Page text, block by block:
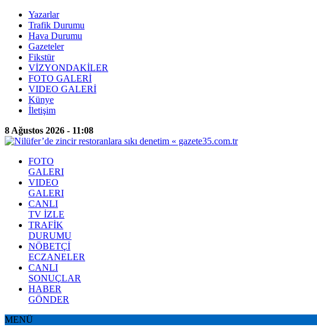
Yazarlar
Trafik Durumu
Hava Durumu
Gazeteler
Fikstür
VİZYONDAKİLER
FOTO GALERİ
VIDEO GALERİ
Künye
İletişim
8 Ağustos 2026 - 11:08
FOTO
GALERI
VIDEO
GALERI
CANLI
TV İZLE
TRAFİK
DURUMU
NÖBETÇİ
ECZANELER
CANLI
SONUÇLAR
HABER
GÖNDER
MENÜ